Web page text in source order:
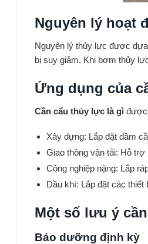
Nguyên lý hoạt
Nguyên lý thủy lực được
bị suy giảm. Khi bơm thủy
Ứng dụng của
Cần cẩu thủy lực là gì được
Xây dựng: Lắp đặt dầm
Giao thông vận tải: Hỗ trợ
Công nghiệp nặng: Lắp
Dầu khí: Lắp đặt các thiết
Một số lưu ý
Bảo dưỡng định kỳ